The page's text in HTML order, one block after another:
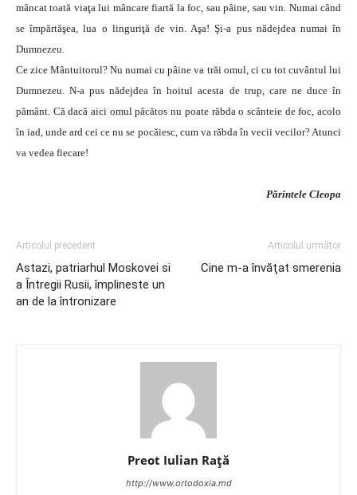
mâncat toată viaţa lui mâncare fiartă la foc, sau pâine, sau vin. Numai când
se împărtăşea, lua o linguriţă de vin. Aşa! Şi-a pus nădejdea numai în
Dumnezeu.
Ce zice Mântuitorul? Nu numai cu pâine va trăi omul, ci cu tot cuvântul lui
Dumnezeu. N-a pus nădejdea în hoitul acesta de trup, care ne duce în
pământ. Că dacă aici omul păcătos nu poate răbda o scânteie de foc, acolo
în iad, unde ard cei ce nu se pocăiesc, cum va răbda în vecii vecilor? Atunci
va vedea fiecare!
Părintele Cleopa
Articolul precedent
Astazi, patriarhul Moskovei si
a Întregii Rusii, împlineste un
an de la întronizare
Articolul următor
Cine m-a învăţat smerenia
Preot Iulian Raţă
http://www.ortodoxia.md